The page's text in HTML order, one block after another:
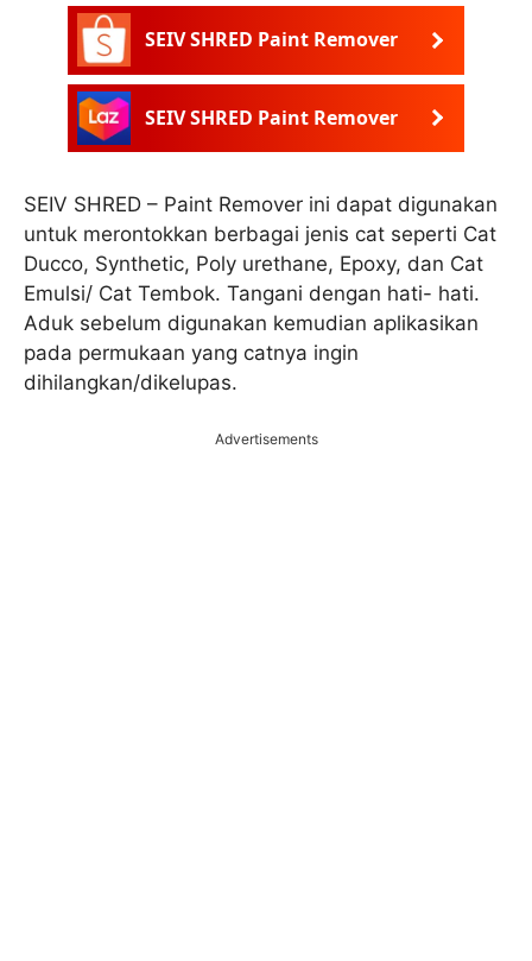
SEIV SHRED Paint Remover
SEIV SHRED Paint Remover
SEIV SHRED – Paint Remover ini dapat digunakan
untuk merontokkan berbagai jenis cat seperti Cat
Ducco, Synthetic, Poly urethane, Epoxy, dan Cat
Emulsi/ Cat Tembok. Tangani dengan hati- hati.
Aduk sebelum digunakan kemudian aplikasikan
pada permukaan yang catnya ingin
dihilangkan/dikelupas.
Advertisements